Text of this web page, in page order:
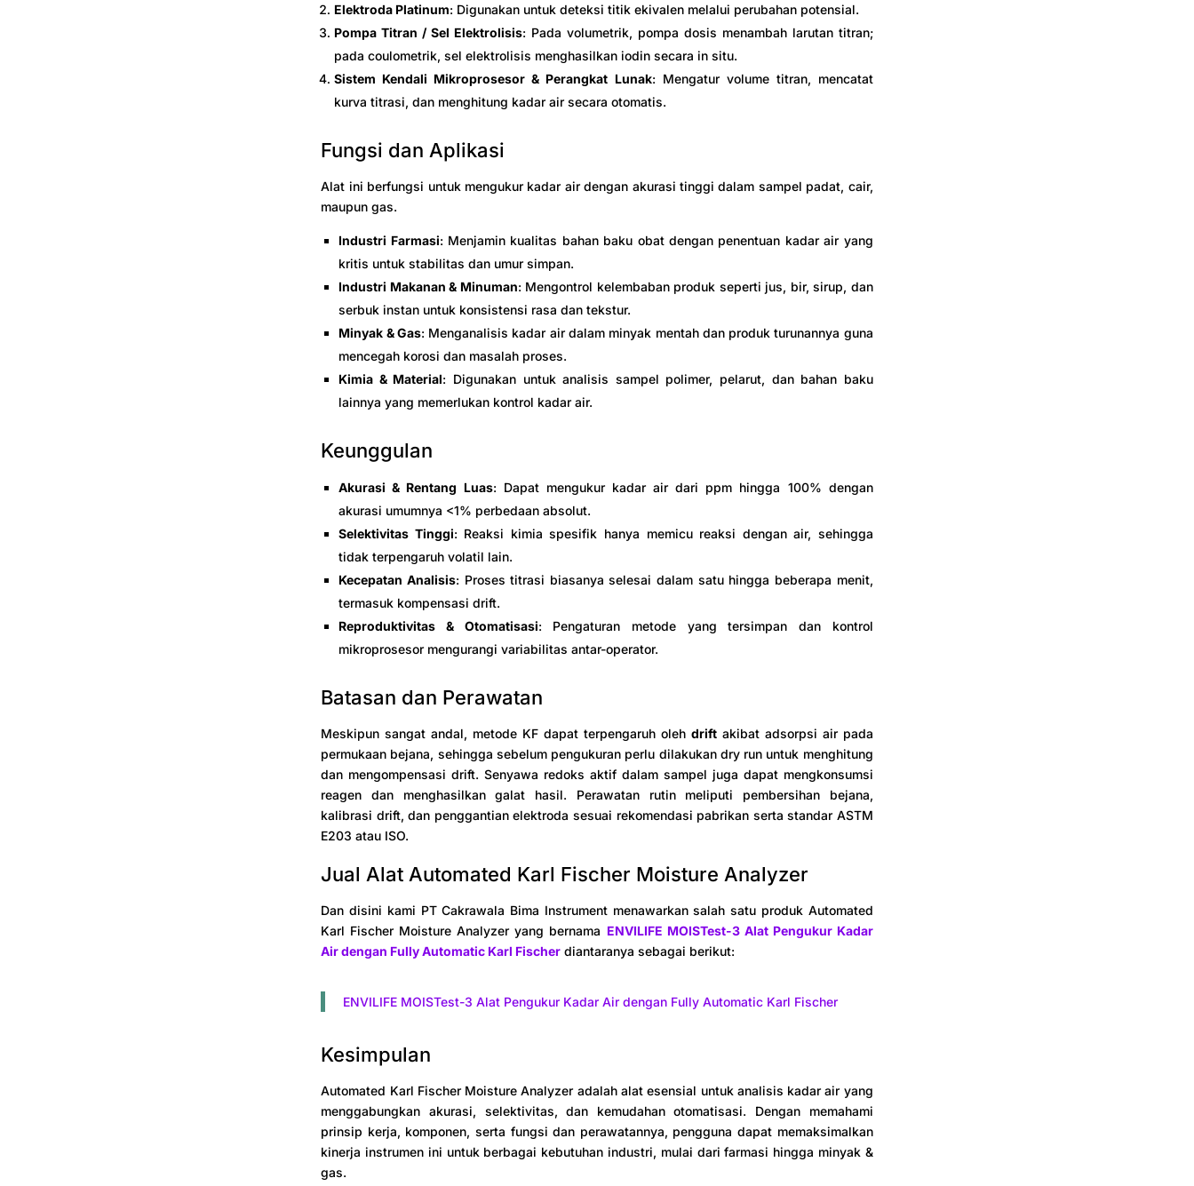
Elektroda Platinum: Digunakan untuk deteksi titik ekivalen melalui perubahan potensial.
Pompa Titran / Sel Elektrolisis: Pada volumetrik, pompa dosis menambah larutan titran;
pada coulometrik, sel elektrolisis menghasilkan iodin secara in situ.
Sistem Kendali Mikroprosesor & Perangkat Lunak: Mengatur volume titran, mencatat
kurva titrasi, dan menghitung kadar air secara otomatis.
Fungsi dan Aplikasi
Alat ini berfungsi untuk mengukur kadar air dengan akurasi tinggi dalam sampel padat, cair,
maupun gas.
Industri Farmasi: Menjamin kualitas bahan baku obat dengan penentuan kadar air yang
kritis untuk stabilitas dan umur simpan.
Industri Makanan & Minuman: Mengontrol kelembaban produk seperti jus, bir, sirup, dan
serbuk instan untuk konsistensi rasa dan tekstur.
Minyak & Gas: Menganalisis kadar air dalam minyak mentah dan produk turunannya guna
mencegah korosi dan masalah proses.
Kimia & Material: Digunakan untuk analisis sampel polimer, pelarut, dan bahan baku
lainnya yang memerlukan kontrol kadar air.
Keunggulan
Akurasi & Rentang Luas: Dapat mengukur kadar air dari ppm hingga 100% dengan
akurasi umumnya <1% perbedaan absolut.
Selektivitas Tinggi: Reaksi kimia spesifik hanya memicu reaksi dengan air, sehingga
tidak terpengaruh volatil lain.
Kecepatan Analisis: Proses titrasi biasanya selesai dalam satu hingga beberapa menit,
termasuk kompensasi drift.
Reproduktivitas & Otomatisasi: Pengaturan metode yang tersimpan dan kontrol
mikroprosesor mengurangi variabilitas antar-operator.
Batasan dan Perawatan
Meskipun sangat andal, metode KF dapat terpengaruh oleh driftakibat adsorpsi air pada
permukaan bejana, sehingga sebelum pengukuran perlu dilakukan dry run untuk menghitung
dan mengompensasi drift. Senyawa redoks aktif dalam sampel juga dapat mengkonsumsi
reagen dan menghasilkan galat hasil. Perawatan rutin meliputi pembersihan bejana,
kalibrasi drift, dan penggantian elektroda sesuai rekomendasi pabrikan serta standar ASTM
E203 atau ISO.
Jual Alat Automated Karl Fischer Moisture Analyzer
Dan disini kami PT Cakrawala Bima Instrument menawarkan salah satu produk Automated
Karl Fischer Moisture Analyzer yang bernama ENVILIFE MOISTest-3 Alat Pengukur Kadar
Air dengan Fully Automatic Karl Fischer diantaranya sebagai berikut:
ENVILIFE MOISTest-3 Alat Pengukur Kadar Air dengan Fully Automatic Karl Fischer
Kesimpulan
Automated Karl Fischer Moisture Analyzer adalah alat esensial untuk analisis kadar air yang
menggabungkan akurasi, selektivitas, dan kemudahan otomatisasi. Dengan memahami
prinsip kerja, komponen, serta fungsi dan perawatannya, pengguna dapat memaksimalkan
kinerja instrumen ini untuk berbagai kebutuhan industri, mulai dari farmasi hingga minyak &
gas.